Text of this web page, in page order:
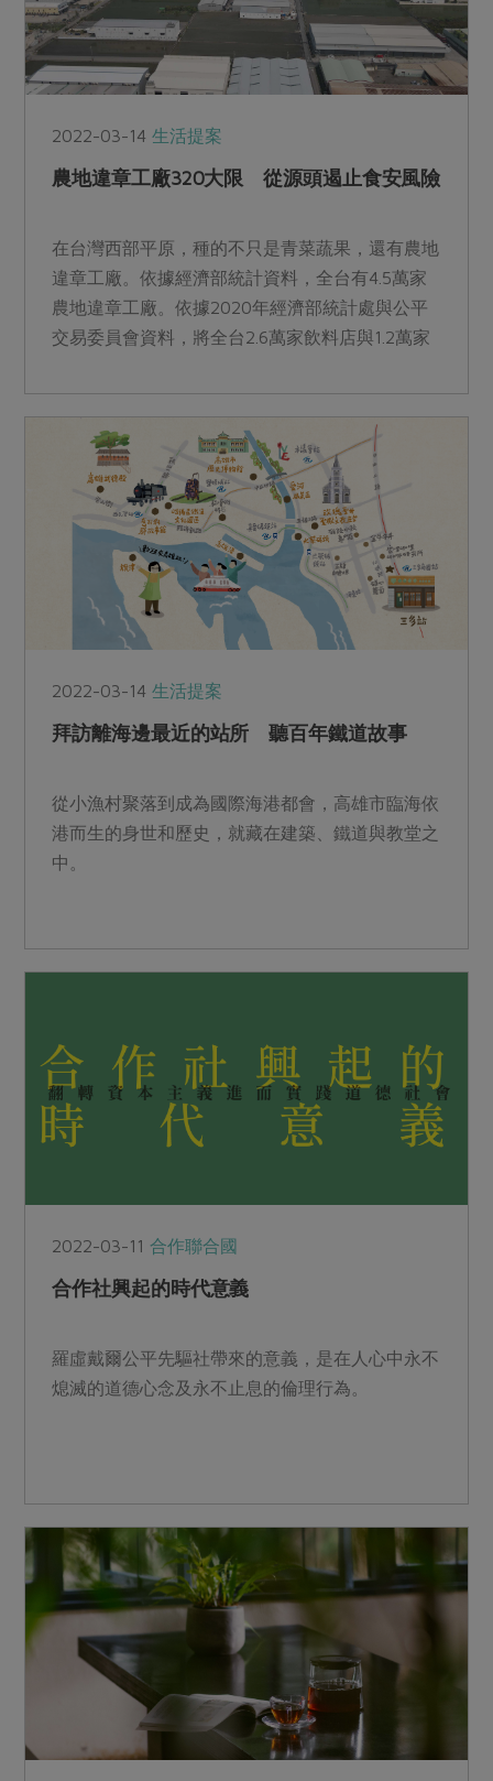
2022-03-14生活提案
農地違章工廠320大限 從源頭遏止食安風險
在台灣西部平原，種的不只是青菜蔬果，還有農地
違章工廠。依據經濟部統計資料，全台有4.5萬家
農地違章工廠。依據2020年經濟部統計處與公平
交易委員會資料，將全台2.6萬家飲料店與1.2萬家
而這些數量龐大的工廠，也造成食安巨大的隱憂。
2022-03-14生活提案
拜訪離海邊最近的站所 聽百年鐵道故事
從小漁村聚落到成為國際海港都會，高雄市臨海依
港而生的身世和歷史，就藏在建築、鐵道與教堂之
中。
2022-03-11合作聯合國
合作社興起的時代意義
羅虛戴爾公平先驅社帶來的意義，是在人心中永不
熄滅的道德心念及永不止息的倫理行為。